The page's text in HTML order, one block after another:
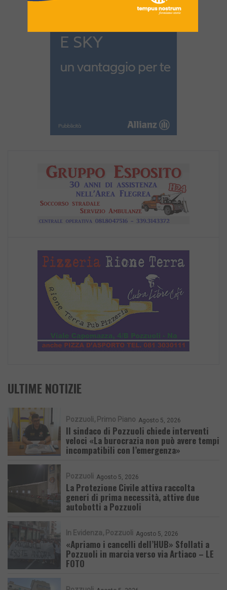
ULTIME NOTIZIE
Pozzuoli Primo Piano Agosto 5, 2026
Il sindaco di Pozzuoli chiede interventi
veloci «La burocrazia non può avere tempi
incompatibili con l’emergenza»
Pozzuoli Agosto 5, 2026
La Protezione Civile attiva raccolta
generi di prima necessità, attive due
autobotti a Pozzuoli
In Evidenza Pozzuoli Agosto 5, 2026
«Apriamo i cancelli dell’HUB» Sfollati a
Pozzuoli in marcia verso via Artiaco – LE
FOTO